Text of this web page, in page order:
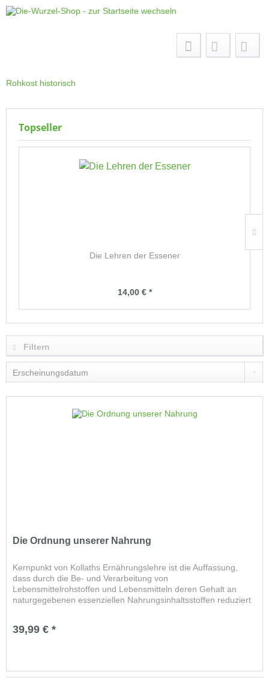
Rohkost historisch
Topseller
Die Lehren der Essener
14,00 € *
Filtern
Die Ordnung unserer Nahrung
Kernpunkt von Kollaths Ernährungslehre ist die Auffassung,
dass durch die Be- und Verarbeitung von
Lebensmittelrohstoffen und Lebensmitteln deren Gehalt an
naturgegebenen essenziellen Nahrungsinhaltsstoffen reduziert
39,99 € *